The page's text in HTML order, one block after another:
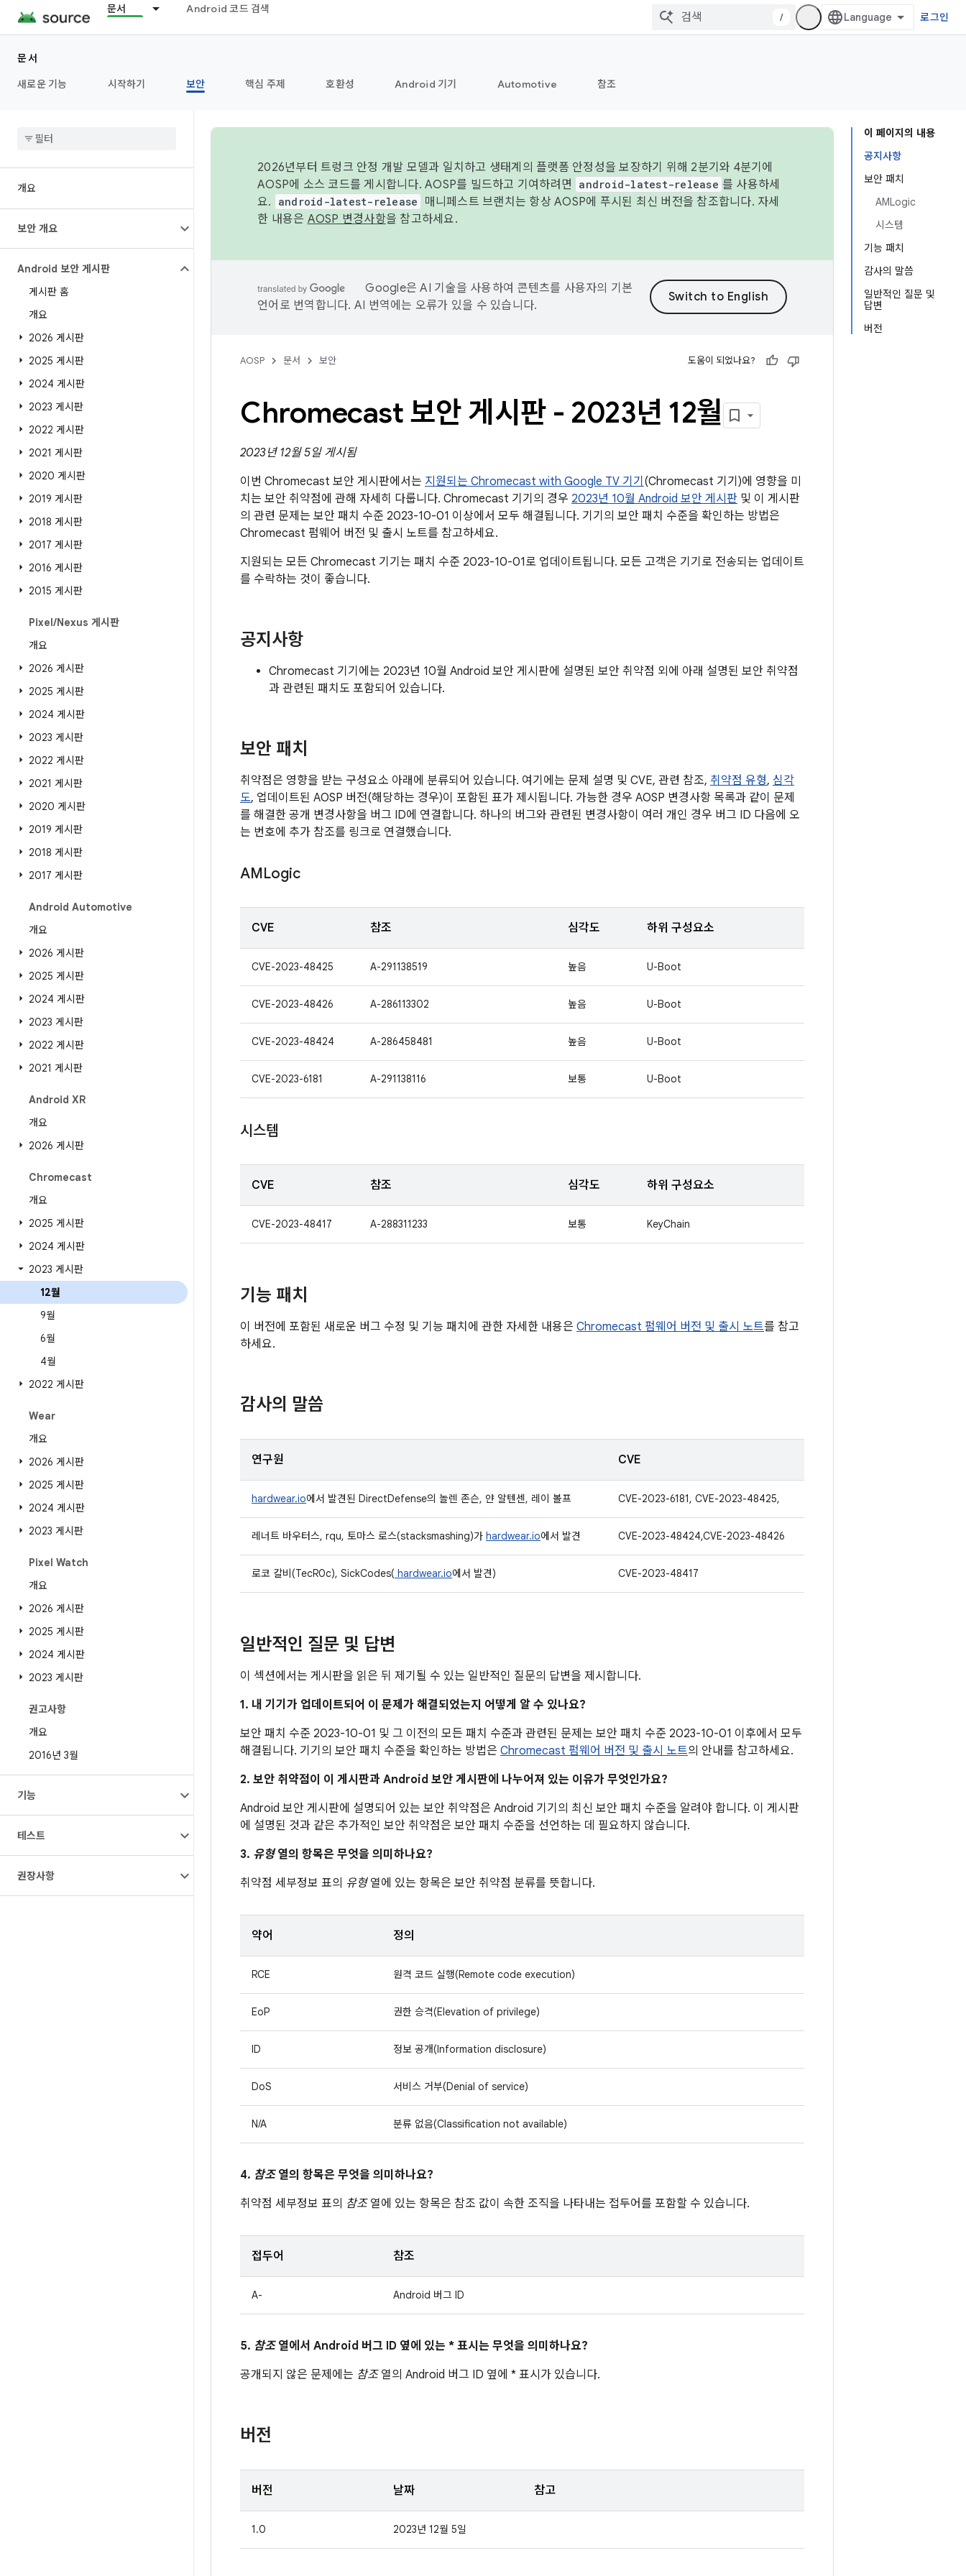
문서 Android 코드 검색
/ 로그인
문서
새로운 기능
시작하기 보안 핵심 주제 호환성 Android 기기 Automotive 참조
개요
보안 개요
Android 보안 게시판
게시판 홈
개요
2026 게시판
2025 게시판
2024 게시판
2023 게시판
2022 게시판
2021 게시판
2020 게시판
2019 게시판
2018 게시판
2017 게시판
2016 게시판
2015 게시판
Pixel/Nexus 게시판
개요
2026 게시판
2025 게시판
2024 게시판
2023 게시판
2022 게시판
2021 게시판
2020 게시판
2019 게시판
2018 게시판
2017 게시판
Android Automotive
개요
2026 게시판
2025 게시판
2024 게시판
2023 게시판
2022 게시판
2021 게시판
Android XR
개요
2026 게시판
Chromecast
개요
2025 게시판
2024 게시판
2023 게시판
12월
9월
6월
4월
2022 게시판
Wear
개요
2026 게시판
2025 게시판
2024 게시판
2023 게시판
Pixel Watch
개요
2026 게시판
2025 게시판
2024 게시판
2023 게시판
권고사항
개요
2016년 3월
기능
테스트
권장사항
이 페이지의 내용
공지사항
보안 패치
AMLogic
시스템
기능 패치
감사의 말씀
일반적인 질문 및
답변
버전
2026년부터 트렁크 안정 개발 모델과 일치하고 생태계의 플랫폼 안정성을 보장하기 위해 2분기와 4분기에
AOSP에 소스 코드를 게시합니다. AOSP를 빌드하고 기여하려면
android-latest-release 를 사용하세
요.
android-latest-release
매니페스트 브랜치는 항상 AOSP에 푸시된 최신 버전을 참조합니다. 자세
한 내용은 AOSP 변경사항을 참고하세요.
Google은 AI 기술을 사용하여 콘텐츠를 사용자의 기본
언어로 번역합니다. AI 번역에는 오류가 있을 수 있습니다.
AOSP 문서 보안 도움이 되었나요?
Chromecast 보안 게시판 - 2023년 12월
2023년 12월 5일 게시됨
이번 Chromecast 보안 게시판에서는 지원되는 Chromecast with Google TV 기기 (Chromecast 기기)에 영향을 미
치는 보안 취약점에 관해 자세히 다룹니다. Chromecast 기기의 경우 2023년 10월 Android 보안 게시판 및 이 게시판
의 관련 문제는 보안 패치 수준 2023-10-01 이상에서 모두 해결됩니다. 기기의 보안 패치 수준을 확인하는 방법은
Chromecast 펌웨어 버전 및 출시 노트를 참고하세요.
지원되는 모든 Chromecast 기기는 패치 수준 2023-10-01로 업데이트됩니다. 모든 고객은 기기로 전송되는 업데이트
를 수락하는 것이 좋습니다.
공지사항
Chromecast 기기에는 2023년 10월 Android 보안 게시판에 설명된 보안 취약점 외에 아래 설명된 보안 취약점
과 관련된 패치도 포함되어 있습니다.
보안 패치
취약점은 영향을 받는 구성요소 아래에 분류되어 있습니다. 여기에는 문제 설명 및 CVE, 관련 참조, 취약점 유형, 심각
도, 업데이트된 AOSP 버전(해당하는 경우)이 포함된 표가 제시됩니다. 가능한 경우 AOSP 변경사항 목록과 같이 문제
를 해결한 공개 변경사항을 버그 ID에 연결합니다. 하나의 버그와 관련된 변경사항이 여러 개인 경우 버그 ID 다음에 오
는 번호에 추가 참조를 링크로 연결했습니다.
AMLogic
CVE 참조 심각도 하위 구성요소
CVE-2023-48425 A-291138519 높음 U-Boot
CVE-2023-48426 A-286113302 높음 U-Boot
CVE-2023-48424 A-286458481 높음 U-Boot
CVE-2023-6181 A-291138116 보통 U-Boot
시스템
CVE 참조 심각도 하위 구성요소
CVE-2023-48417 A-288311233 보통 KeyChain
기능 패치
이 버전에 포함된 새로운 버그 수정 및 기능 패치에 관한 자세한 내용은 Chromecast 펌웨어 버전 및 출시 노트를 참고
하세요.
감사의 말씀
연구원 CVE
hardwear.io에서 발견된 DirectDefense의 놀렌 존슨, 얀 알텐센, 레이 볼프 CVE-2023-6181, CVE-2023-48425,
레너트 바우터스, rqu, 토마스 로스(stacksmashing)가 hardwear.io에서 발견 CVE-2023-48424,CVE-2023-48426
로코 칼비(TecR0c), SickCodes( hardwear.io에서 발견) CVE-2023-48417
일반적인 질문 및 답변
이 섹션에서는 게시판을 읽은 뒤 제기될 수 있는 일반적인 질문의 답변을 제시합니다.
1. 내 기기가 업데이트되어 이 문제가 해결되었는지 어떻게 알 수 있나요?
보안 패치 수준 2023-10-01 및 그 이전의 모든 패치 수준과 관련된 문제는 보안 패치 수준 2023-10-01 이후에서 모두
해결됩니다. 기기의 보안 패치 수준을 확인하는 방법은 Chromecast 펌웨어 버전 및 출시 노트의 안내를 참고하세요.
2. 보안 취약점이 이 게시판과 Android 보안 게시판에 나누어져 있는 이유가 무엇인가요?
Android 보안 게시판에 설명되어 있는 보안 취약점은 Android 기기의 최신 보안 패치 수준을 알려야 합니다. 이 게시판
에 설명된 것과 같은 추가적인 보안 취약점은 보안 패치 수준을 선언하는 데 필요하지 않습니다.
3. 유형열의 항목은 무엇을 의미하나요?
취약점 세부정보 표의 유형열에 있는 항목은 보안 취약점 분류를 뜻합니다.
약어 정의
RCE 원격 코드 실행(Remote code execution)
EoP 권한 승격(Elevation of privilege)
ID 정보 공개(Information disclosure)
DoS 서비스 거부(Denial of service)
N/A 분류 없음(Classification not available)
4. 참조열의 항목은 무엇을 의미하나요?
취약점 세부정보 표의 참조열에 있는 항목은 참조 값이 속한 조직을 나타내는 접두어를 포함할 수 있습니다.
접두어 참조
A- Android 버그 ID
5. 참조열에서 Android 버그 ID 옆에 있는 * 표시는 무엇을 의미하나요?
공개되지 않은 문제에는 참조열의 Android 버그 ID 옆에 * 표시가 있습니다.
버전
버전 날짜 참고
1.0 2023년 12월 5일